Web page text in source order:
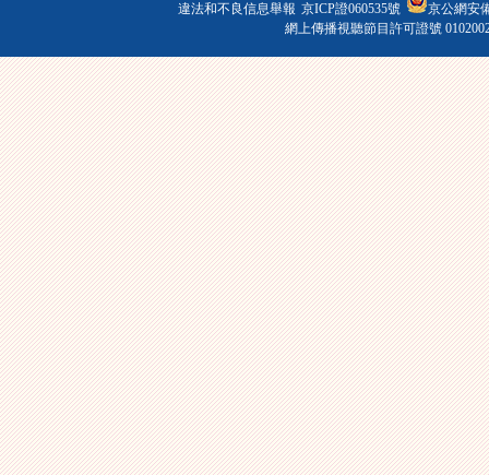
違法和不良信息舉報 京ICP證060535號
京公網安
網上傳播視聽節目許可證號